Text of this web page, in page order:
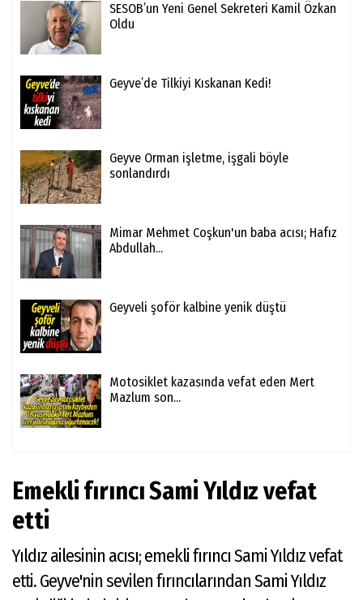
SESOB’un Yeni Genel Sekreteri Kamil Özkan
Oldu
Geyve’de Tilkiyi Kıskanan Kedi!
Geyve Orman işletme, işgali böyle
sonlandırdı
Mimar Mehmet Coşkun'un baba acısı; Hafız
Abdullah...
Geyveli şoför kalbine yenik düştü
Motosiklet kazasında vefat eden Mert
Mazlum son...
Emekli fırıncı Sami Yıldız vefat
etti
Yıldız ailesinin acısı; emekli fırıncı Sami Yıldız vefat
etti. Geyve'nin sevilen fırıncılarından Sami Yıldız